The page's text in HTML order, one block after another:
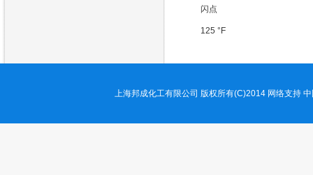
闪点
125 °F
上海邦成化工有限公司 版权所有(C)2014 网络支持 中